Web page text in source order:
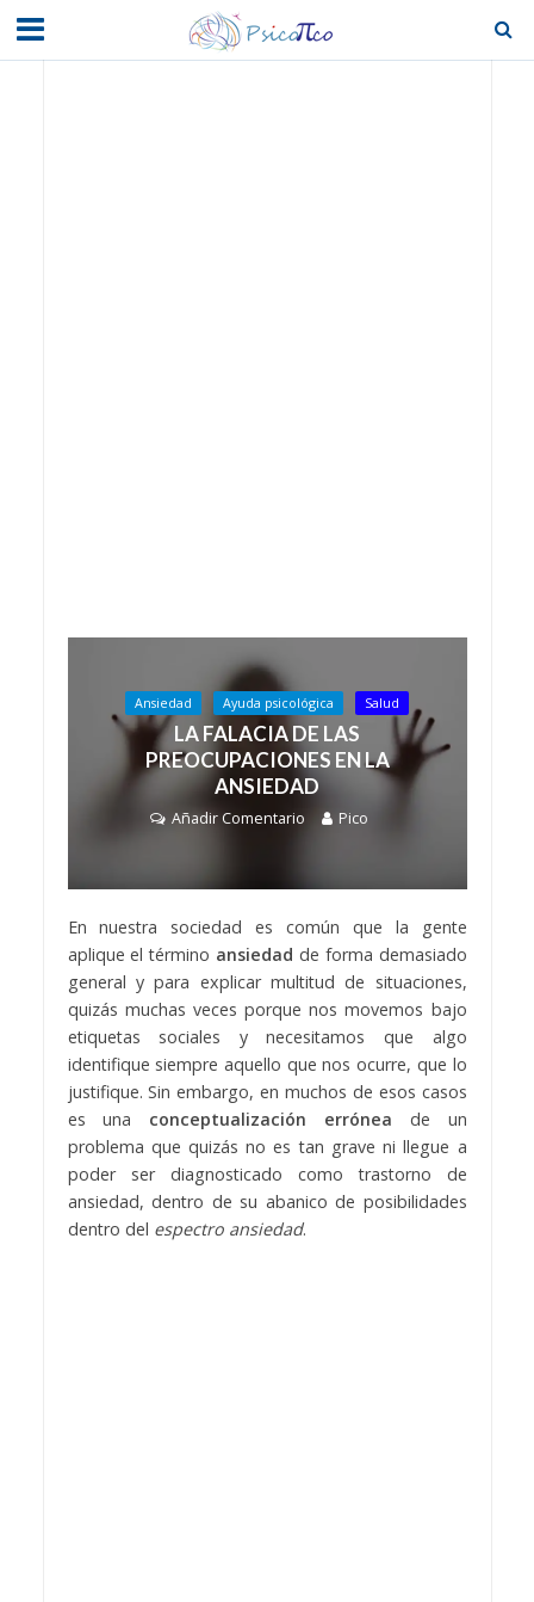
Ansiedad Ayuda psicológica Salud
LA FALACIA DE LAS
PREOCUPACIONES EN LA
ANSIEDAD
Añadir Comentario Pico
En nuestra sociedad es común que la gente
aplique el término ansiedad de forma demasiado
general y para explicar multitud de situaciones,
quizás muchas veces porque nos movemos bajo
etiquetas sociales y necesitamos que algo
identifique siempre aquello que nos ocurre, que lo
justifique. Sin embargo, en muchos de esos casos
es una conceptualización errónea de un
problema que quizás no es tan grave ni llegue a
poder ser diagnosticado como trastorno de
ansiedad, dentro de su abanico de posibilidades
dentro del espectro ansiedad.